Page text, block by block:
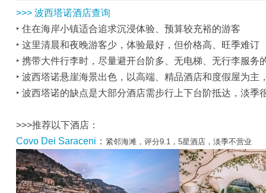
>>> 波西塔诺酒店查询
‣ 住在海岸小镇适合追求沉浸体验、预算较充裕的游客
‣ 这里清晨和夜晚游客少，体验最好，但价格高、旺季难订
‣ 携带大件行李时，尽量避开台阶多、无电梯、无行李服务
‣ 波西塔诺悬崖海景出色，以高端、精品酒店和度假屋为主
‣ 波西塔诺的缺点是大部分酒店需步行上下台阶抵达，淡季
>>>推荐以下酒店：
Covo Dei Saraceni ： 紧邻海滩，评分9.1，5星酒店，淡季不营业